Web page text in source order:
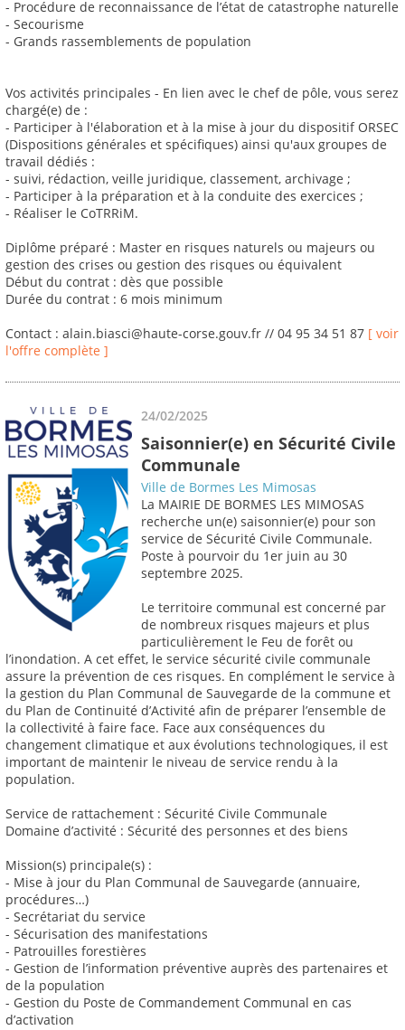
- Procédure de reconnaissance de l’état de catastrophe naturelle
- Secourisme
- Grands rassemblements de population
Vos activités principales - En lien avec le chef de pôle, vous serez
chargé(e) de :
- Participer à l'élaboration et à la mise à jour du dispositif ORSEC
(Dispositions générales et spécifiques) ainsi qu'aux groupes de
travail dédiés :
- suivi, rédaction, veille juridique, classement, archivage ;
- Participer à la préparation et à la conduite des exercices ;
- Réaliser le CoTRRiM.
Diplôme préparé : Master en risques naturels ou majeurs ou
gestion des crises ou gestion des risques ou équivalent
Début du contrat : dès que possible
Durée du contrat : 6 mois minimum
Contact : alain.biasci@haute-corse.gouv.fr // 04 95 34 51 87 [ voir
l'offre complète ]
24/02/2025
Saisonnier(e) en Sécurité Civile
Communale
Ville de Bormes Les Mimosas
La MAIRIE DE BORMES LES MIMOSAS
recherche un(e) saisonnier(e) pour son
service de Sécurité Civile Communale.
Poste à pourvoir du 1er juin au 30
septembre 2025.
Le territoire communal est concerné par
de nombreux risques majeurs et plus
particulièrement le Feu de forêt ou
l’inondation. A cet effet, le service sécurité civile communale
assure la prévention de ces risques. En complément le service à
la gestion du Plan Communal de Sauvegarde de la commune et
du Plan de Continuité d’Activité afin de préparer l’ensemble de
la collectivité à faire face. Face aux conséquences du
changement climatique et aux évolutions technologiques, il est
important de maintenir le niveau de service rendu à la
population.
Service de rattachement : Sécurité Civile Communale
Domaine d’activité : Sécurité des personnes et des biens
Mission(s) principale(s) :
- Mise à jour du Plan Communal de Sauvegarde (annuaire,
procédures…)
- Secrétariat du service
- Sécurisation des manifestations
- Patrouilles forestières
- Gestion de l’information préventive auprès des partenaires et
de la population
- Gestion du Poste de Commandement Communal en cas
d’activation